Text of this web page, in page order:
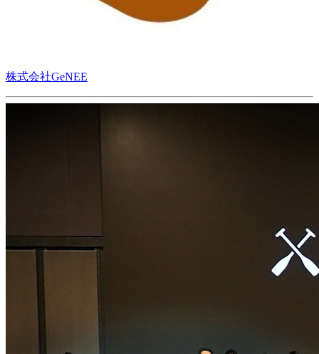
株式会社GeNEE